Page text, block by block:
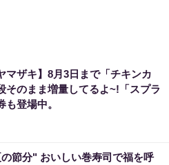
マザキ】8月3日まで「チキンカ
そのまま増量してるよ~!「スプラ
も登場中。
節分" おいしい巻寿司で福を呼